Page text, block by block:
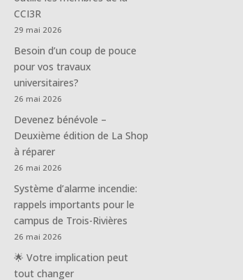
CCI3R
29 mai 2026
Besoin d’un coup de pouce
pour vos travaux
universitaires?
26 mai 2026
Devenez bénévole –
Deuxième édition de La Shop
à réparer
26 mai 2026
Système d’alarme incendie:
rappels importants pour le
campus de Trois-Rivières
26 mai 2026
🌟 Votre implication peut
tout changer